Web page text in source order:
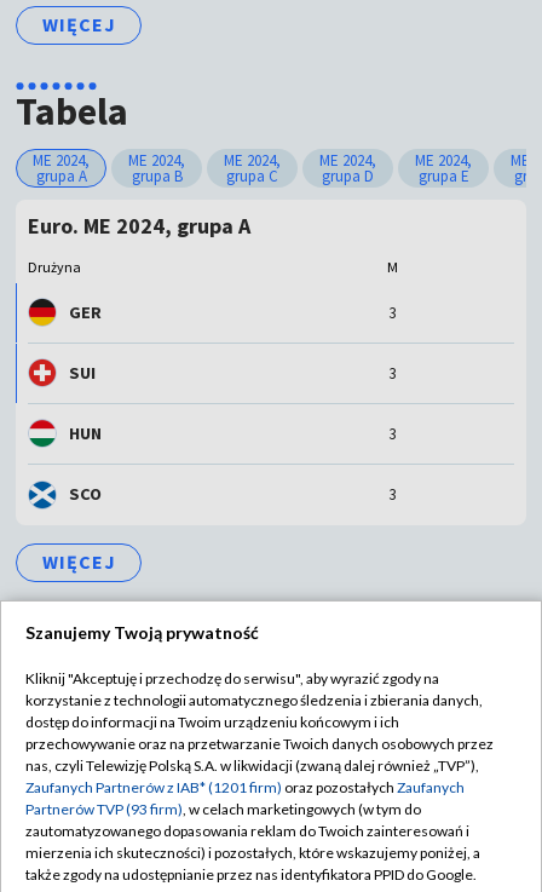
WIĘCEJ
Tabela
ME 2024,
grupa A
ME 2024,
grupa B
ME 2024,
grupa C
ME 2024,
grupa D
ME 2024,
grupa E
ME
Euro. ME 2024, grupa A
Drużyna M
GER 3
SUI 3
HUN 3
SCO 3
WIĘCEJ
TVP
Abonament TVP
Sklep TVP
Biuro Reklamy
Oferta Handlowa
Regulamin TVP
Polityka prywatności
Moje zgody
Biuro reklamy
Szanujemy Twoją prywatność
Kliknij "Akceptuję i przechodzę do serwisu", aby wyrazić zgody na
korzystanie z technologii automatycznego śledzenia i zbierania danych,
dostęp do informacji na Twoim urządzeniu końcowym i ich
przechowywanie oraz na przetwarzanie Twoich danych osobowych przez
nas, czyli Telewizję Polską S.A. w likwidacji (zwaną dalej również „TVP”),
Zaufanych Partnerów z IAB* (1201 firm) oraz pozostałych Zaufanych
Partnerów TVP (93 firm), w celach marketingowych (w tym do
zautomatyzowanego dopasowania reklam do Twoich zainteresowań i
mierzenia ich skuteczności) i pozostałych, które wskazujemy poniżej, a
także zgody na udostępnianie przez nas identyfikatora PPID do Google.